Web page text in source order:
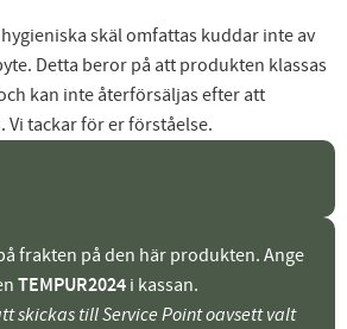
skäl omfattas kuddar inte av
Detta beror på att produkten klassas
kan inte återförsäljas efter att
tackar för er förståelse.
frakten på den här produkten. Ange
TEMPUR2024 i kassan.
skickas till Service Point oavsett valt